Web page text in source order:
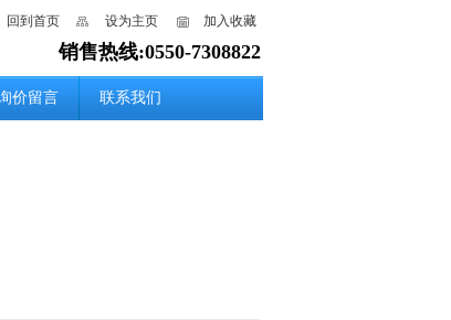
回到首页 设为主页 加入收藏
销售热线:0550-7308822
价留言 联系我们